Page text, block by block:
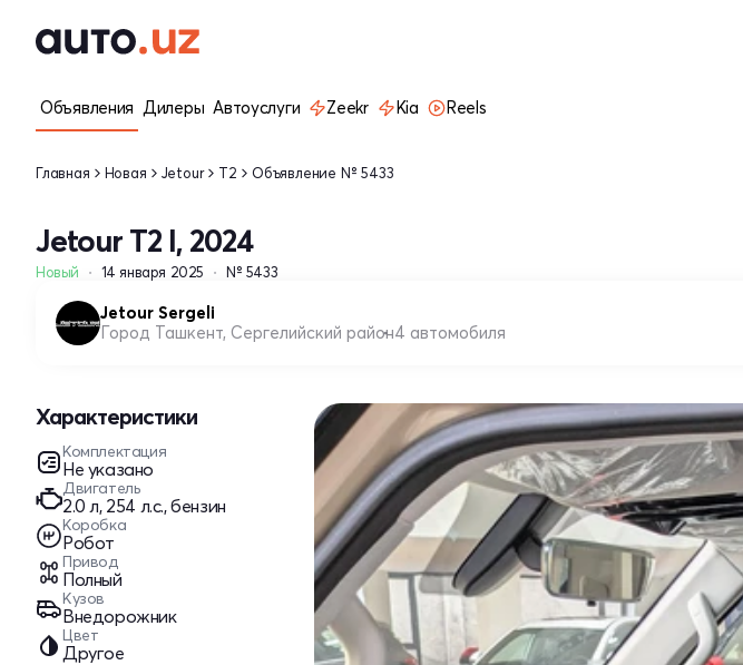
Объявления Дилеры Автоуслуги Zeekr Kia Reels
Главная Новая Jetour T2 Объявление № 5433
Jetour T2 I, 2024
Новый 14 января 2025 № 5433
Jetour Sergeli
Город Ташкент, Сергелийский район4 автомобиля
Характеристики
Комплектация
Не указано
Двигатель
2.0 л, 254 л.с., бензин
Коробка
Робот
Привод
Полный
Кузов
Внедорожник
Цвет
Другое